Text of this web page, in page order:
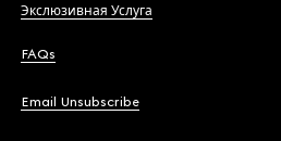
Экслюзивная Услуга
FAQs
Email Unsubscribe